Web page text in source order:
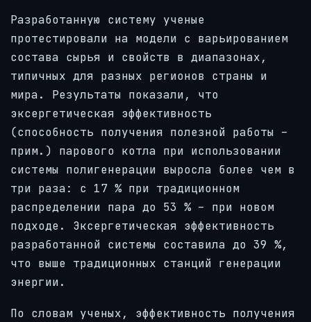
Разработанную систему ученые
протестировали на модели с варьированием
состава сырья и свойств в диапазонах,
типичных для разных регионов страны и
мира. Результаты показали, что
эксергетическая эффективность
(способность получения полезной работы –
прим.) парового котла при использовании
системы полигенерации выросла более чем в
три раза: с 17 % при традиционном
распределении пара до 53 % – при новом
подходе. Эксергетическая эффективность
разработанной системы составила до 39 %,
что выше традиционных станций генерации
энергии.
По словам ученых, эффективность получения